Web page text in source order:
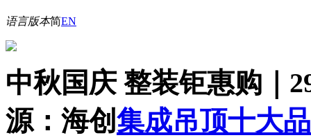
语言版本简EN
中秋国庆 整装钜惠购｜
源：海创集成吊顶十大